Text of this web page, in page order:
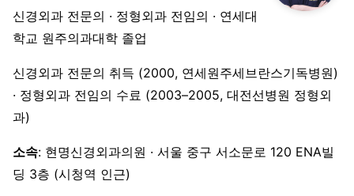
신경외과 전문의 · 정형외과 전임의 · 연세대
학교 원주의과대학 졸업
신경외과 전문의 취득 (2000, 연세원주세브란스기독병원)
· 정형외과 전임의 수료 (2003–2005, 대전선병원 정형외
과)
소속: 현명신경외과의원 · 서울 중구 서소문로 120 ENA빌
딩 3층 (시청역 인근)